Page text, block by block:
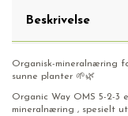
Beskrivelse
Organisk-mineralnæring
sunne planter 🌱🌿
Organic Way OMS 5-2-3
mineralnæring , spesielt